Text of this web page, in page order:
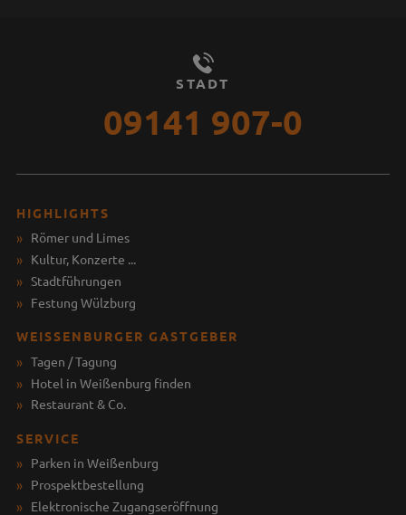
STADT
09141 907-0
HIGHLIGHTS
Römer und Limes
Kultur, Konzerte ...
Stadtführungen
Festung Wülzburg
WEISSENBURGER GASTGEBER
Tagen / Tagung
Hotel in Weißenburg finden
Restaurant & Co.
SERVICE
Parken in Weißenburg
Prospektbestellung
Elektronische Zugangseröffnung